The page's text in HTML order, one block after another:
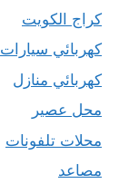
كراج الكويت
كهربائي سيارات
كهربائي منازل
محل عصير
محلات تلفونات
مصاعد